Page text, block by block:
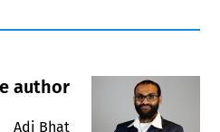
author
Adi Bhat